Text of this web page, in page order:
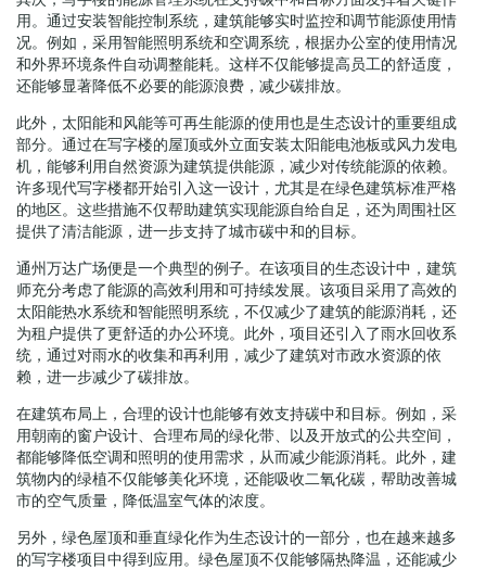
用。通过安装智能控制系统，建筑能够实时监控和调节能源使用情
况。例如，采用智能照明系统和空调系统，根据办公室的使用情况
和外界环境条件自动调整能耗。这样不仅能够提高员工的舒适度，
还能够显著降低不必要的能源浪费，减少碳排放。
此外，太阳能和风能等可再生能源的使用也是生态设计的重要组成
部分。通过在写字楼的屋顶或外立面安装太阳能电池板或风力发电
机，能够利用自然资源为建筑提供能源，减少对传统能源的依赖。
许多现代写字楼都开始引入这一设计，尤其是在绿色建筑标准严格
的地区。这些措施不仅帮助建筑实现能源自给自足，还为周围社区
提供了清洁能源，进一步支持了城市碳中和的目标。
通州万达广场便是一个典型的例子。在该项目的生态设计中，建筑
师充分考虑了能源的高效利用和可持续发展。该项目采用了高效的
太阳能热水系统和智能照明系统，不仅减少了建筑的能源消耗，还
为租户提供了更舒适的办公环境。此外，项目还引入了雨水回收系
统，通过对雨水的收集和再利用，减少了建筑对市政水资源的依
赖，进一步减少了碳排放。
在建筑布局上，合理的设计也能够有效支持碳中和目标。例如，采
用朝南的窗户设计、合理布局的绿化带、以及开放式的公共空间，
都能够降低空调和照明的使用需求，从而减少能源消耗。此外，建
筑物内的绿植不仅能够美化环境，还能吸收二氧化碳，帮助改善城
市的空气质量，降低温室气体的浓度。
另外，绿色屋顶和垂直绿化作为生态设计的一部分，也在越来越多
的写字楼项目中得到应用。绿色屋顶不仅能够隔热降温，还能减少